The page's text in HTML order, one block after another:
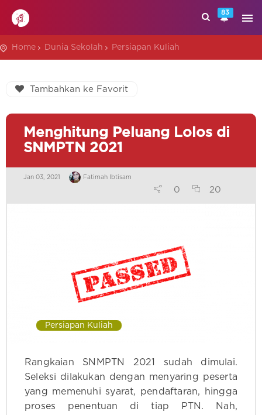
83
Home Dunia Sekolah Persiapan Kuliah
Tambahkan ke Favorit
Menghitung Peluang Lolos di
SNMPTN 2021
Jan 03, 2021 Fatimah Ibtisam
0 20
Persiapan Kuliah
Rangkaian SNMPTN 2021 sudah dimulai.
Seleksi dilakukan dengan menyaring peserta
yang memenuhi syarat, pendaftaran, hingga
proses penentuan di tiap PTN. Nah,